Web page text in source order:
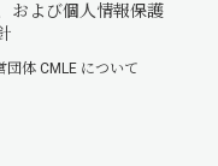
および個人情報保護
団体 CMLE について